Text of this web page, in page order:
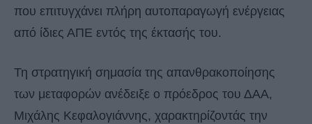
που επιτυγχάνει πλήρη αυτοπαραγωγή ενέργειας
από ίδιες ΑΠΕ εντός της έκτασής του.
Τη στρατηγική σημασία της απανθρακοποίησης
των μεταφορών ανέδειξε ο πρόεδρος του ΔΑΑ,
Μιχάλης Κεφαλογιάννης, χαρακτηρίζοντάς την